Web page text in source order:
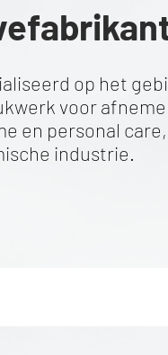
op het
voor
en personal
industrie.